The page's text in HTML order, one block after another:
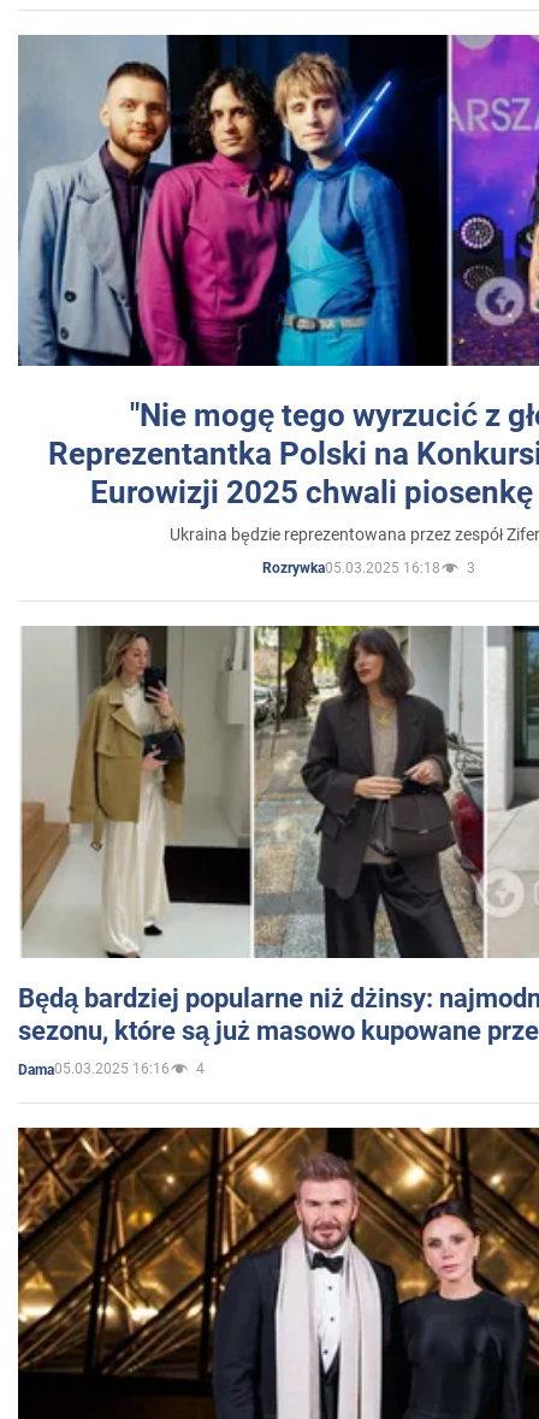
"Nie mogę tego wyrzucić z
Reprezentantka Polski na
Eurowizji 2025 chwali
Ukraina będzie reprezentowana przez zespół
Rozrywka05.03.2025 16:18 3
Będą bardziej popularne niż dżinsy:
sezonu, które są już masowo kupowane
Dama05.03.2025 16:16 4